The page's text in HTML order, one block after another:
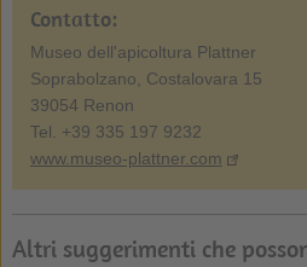
Contatto:
Museo dell'apicoltura Plattner
Soprabolzano, Costalovara 15
39054 Renon
Tel. +39 335 197 9232
www.museo-plattner.com
Altri suggerimenti che